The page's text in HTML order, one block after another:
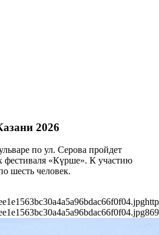
2026
по ул. Серова пройдет
фестиваля «Күрше». К участию
шесть человек.
869